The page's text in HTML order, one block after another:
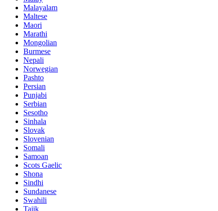
Malayalam
Maltese
Maori
Marathi
Mongolian
Burmese
Nepali
Norwegian
Pashto
Persian
Punjabi
Serbian
Sesotho
Sinhala
Slovak
Slovenian
Somali
Samoan
Scots Gaelic
Shona
Sindhi
Sundanese
Swahili
Tajik